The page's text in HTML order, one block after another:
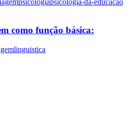
psicologiapsicologia-da-educacao
como função básica:
linguistica